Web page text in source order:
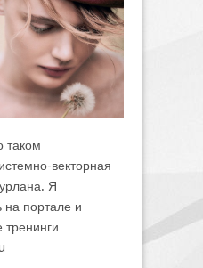
таком
векторная
Я
на портале и